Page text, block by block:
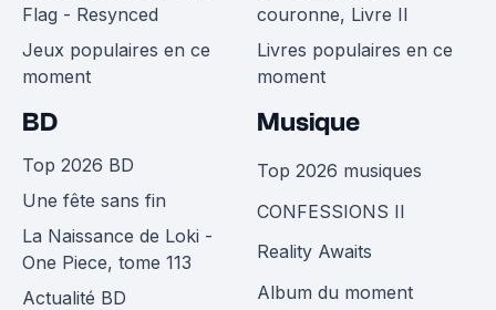
Flag - Resynced
Jeux populaires en ce
moment
couronne, Livre II
Livres populaires en ce
moment
BD
Top 2026 BD
Une fête sans fin
La Naissance de Loki -
One Piece, tome 113
Actualité BD
Musique
Top 2026 musiques
CONFESSIONS II
Reality Awaits
Album du moment